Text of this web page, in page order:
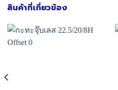
สินค้าที่เกี่ยวข้อง